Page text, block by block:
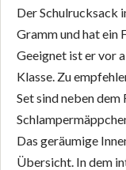
Der Schulrucksack
Gramm und hat ein
Geeignet ist er vor
Klasse. Zu
Set sind neben dem
Das geräumige
Übersicht. In dem